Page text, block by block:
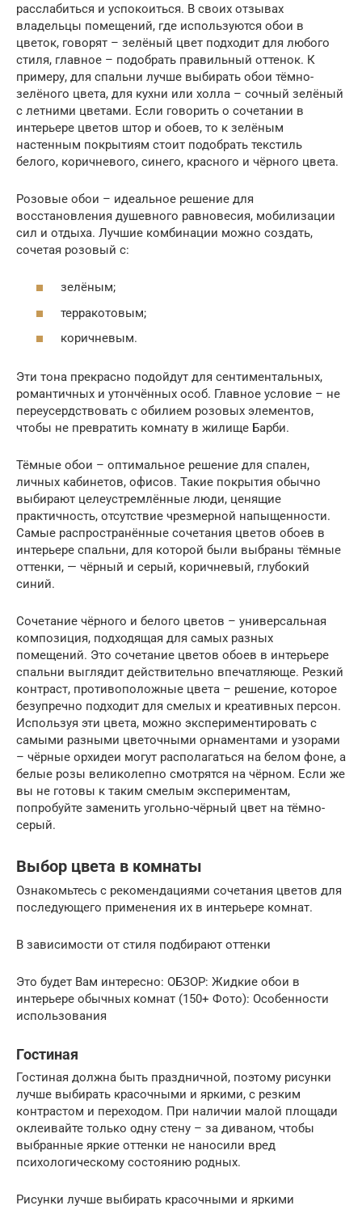
расслабиться и успокоиться. В своих отзывах
владельцы помещений, где используются обои в
цветок, говорят – зелёный цвет подходит для любого
стиля, главное – подобрать правильный оттенок. К
примеру, для спальни лучше выбирать обои тёмно-
зелёного цвета, для кухни или холла – сочный зелёный
с летними цветами. Если говорить о сочетании в
интерьере цветов штор и обоев, то к зелёным
настенным покрытиям стоит подобрать текстиль
белого, коричневого, синего, красного и чёрного цвета.
Розовые обои – идеальное решение для
восстановления душевного равновесия, мобилизации
сил и отдыха. Лучшие комбинации можно создать,
сочетая розовый с:
зелёным;
терракотовым;
коричневым.
Эти тона прекрасно подойдут для сентиментальных,
романтичных и утончённых особ. Главное условие – не
переусердствовать с обилием розовых элементов,
чтобы не превратить комнату в жилище Барби.
Тёмные обои – оптимальное решение для спален,
личных кабинетов, офисов. Такие покрытия обычно
выбирают целеустремлённые люди, ценящие
практичность, отсутствие чрезмерной напыщенности.
Самые распространённые сочетания цветов обоев в
интерьере спальни, для которой были выбраны тёмные
оттенки, — чёрный и серый, коричневый, глубокий
синий.
Сочетание чёрного и белого цветов – универсальная
композиция, подходящая для самых разных
помещений. Это сочетание цветов обоев в интерьере
спальни выглядит действительно впечатляюще. Резкий
контраст, противоположные цвета – решение, которое
безупречно подходит для смелых и креативных персон.
Используя эти цвета, можно экспериментировать с
самыми разными цветочными орнаментами и узорами
– чёрные орхидеи могут располагаться на белом фоне, а
белые розы великолепно смотрятся на чёрном. Если же
вы не готовы к таким смелым экспериментам,
попробуйте заменить угольно-чёрный цвет на тёмно-
серый.
Выбор цвета в комнаты
Ознакомьтесь с рекомендациями сочетания цветов для
последующего применения их в интерьере комнат.
В зависимости от стиля подбирают оттенки
Это будет Вам интересно: ОБЗОР: Жидкие обои в
интерьере обычных комнат (150+ Фото): Особенности
использования
Гостиная
Гостиная должна быть праздничной, поэтому рисунки
лучше выбирать красочными и яркими, с резким
контрастом и переходом. При наличии малой площади
оклеивайте только одну стену – за диваном, чтобы
выбранные яркие оттенки не наносили вред
психологическому состоянию родных.
Рисунки лучше выбирать красочными и яркими